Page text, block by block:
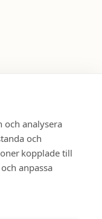
och analysera
och
kopplade till
anpassa